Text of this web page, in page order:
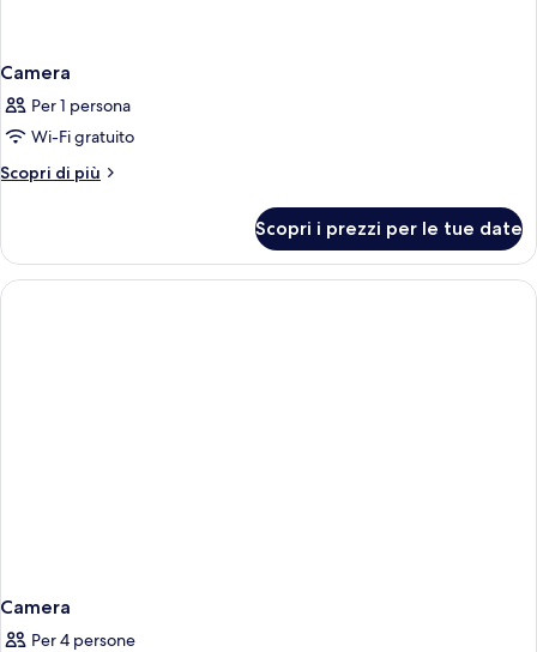
Camera
Per 1 persona
Wi-Fi gratuito
Scopri di più
Altri
Scopri i prezzi per le tue date
Camera
Per 4 persone